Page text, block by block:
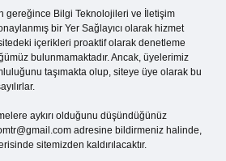
gereğince Bilgi Teknolojileri ve İletişim
bir Yer Sağlayıcı olarak hizmet
içerikleri proaktif olarak denetleme
bulunmamaktadır. Ancak, üyelerimiz
taşımakta olup, siteye üye olarak bu
aykırı olduğunu düşündüğünüz
adresine bildirmeniz halinde,
sitemizden kaldırılacaktır.